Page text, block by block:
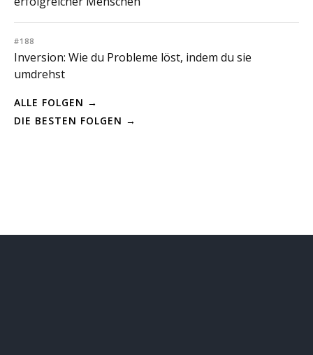
#188
Inversion: Wie du Probleme löst, indem du sie
umdrehst
ALLE FOLGEN →
DIE BESTEN FOLGEN →